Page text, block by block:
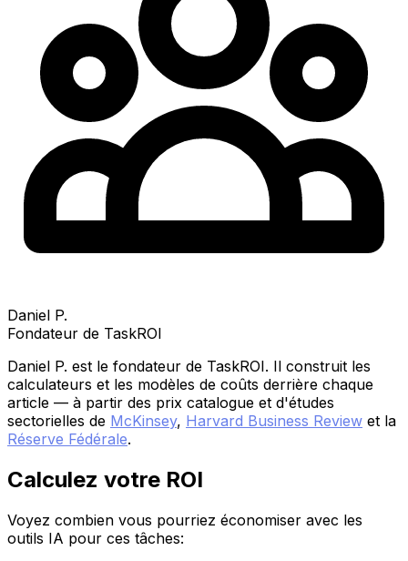
Daniel P.
Fondateur de TaskROI
Daniel P. est le fondateur de TaskROI. Il construit les
calculateurs et les modèles de coûts derrière chaque
article — à partir des prix catalogue et d'études
sectorielles de McKinsey, Harvard Business Review et la
Réserve Fédérale.
Calculez votre ROI
Voyez combien vous pourriez économiser avec les
outils IA pour ces tâches: